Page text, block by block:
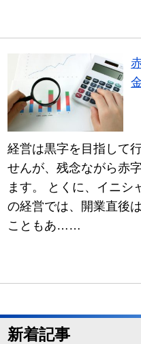
経営は黒字を目指して
せんが、残念ながら赤
ます。 とくに、イニシ
の経営では、開業直後
こともあ……
新着記事